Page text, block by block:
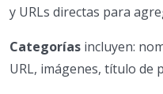
y URLs directas para
Categorías incluyen:
URL, imágenes, título de